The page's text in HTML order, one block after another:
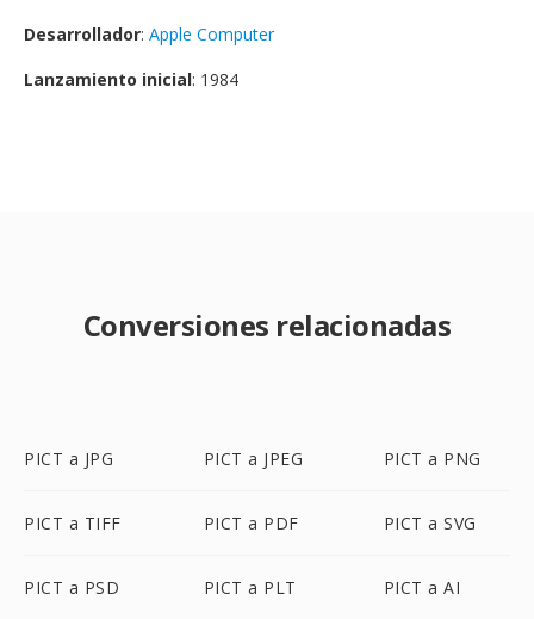
Desarrollador: Apple Computer
Lanzamiento inicial: 1984
Conversiones relacionadas
PICT a JPG PICT a JPEG PICT a PNG
PICT a TIFF PICT a PDF PICT a SVG
PICT a PSD PICT a PLT PICT a AI